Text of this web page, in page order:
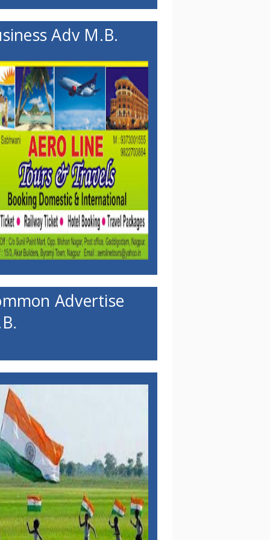
Adv M.B.
Advertise